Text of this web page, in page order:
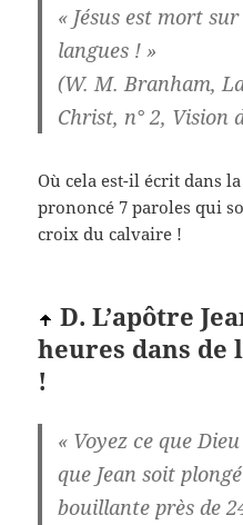
« Jésus est mort
langues ! »
(W. M. Branham,
Christ, n° 2, Vision
Où cela est-il écrit dans
prononcé 7 paroles qui
croix du calvaire !
D. L’apôtre
heures dans de
!
« Voyez ce que
que Jean soit
bouillante près de